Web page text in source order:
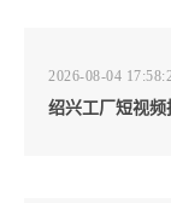
2026-08-04
绍兴工厂短视